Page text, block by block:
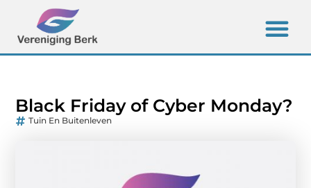
Black Friday of Cyber Monday?
Tuin En Buitenleven